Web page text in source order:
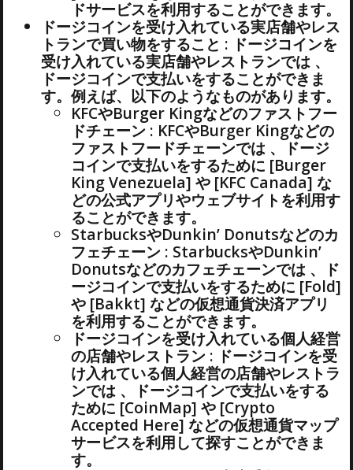
ドサービスを利用することができます。
ドージコインを受け入れている実店舗やレス
トランで買い物をすること : ドージコインを
受け入れている実店舗やレストランでは 、
ドージコインで支払いをすることができま
す。例えば、以下のようなものがあります。
KFCやBurger Kingなどのファストフー
ドチェーン : KFCやBurger Kingなどの
ファストフードチェーンでは 、ドージ
コインで支払いをするために [Burger
King Venezuela] や [KFC Canada] な
どの公式アプリやウェブサイトを利用す
ることができます。
StarbucksやDunkin’ Donutsなどのカ
フェチェーン : StarbucksやDunkin’
Donutsなどのカフェチェーンでは 、ド
ージコインで支払いをするために [Fold]
や [Bakkt] などの仮想通貨決済アプリ
を利用することができます。
ドージコインを受け入れている個人経営
の店舗やレストラン : ドージコインを受
け入れている個人経営の店舗やレストラ
ンでは 、ドージコインで支払いをする
ために [CoinMap] や [Crypto
Accepted Here] などの仮想通貨マップ
サービスを利用して探すことができま
す。